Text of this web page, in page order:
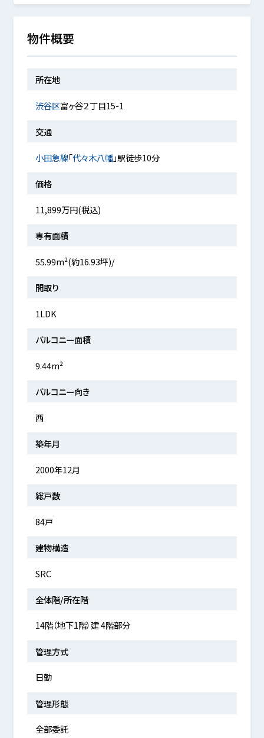
物件概要
所在地
渋谷区富ヶ谷２丁目15-1
交通
小田急線「代々木八幡」駅徒歩10分
価格
11,899万円(税込)
専有面積
55.99m²(約16.93坪)/
間取り
1LDK
バルコニー面積
9.44m²
バルコニー向き
西
築年月
2000年12月
総戸数
84戸
建物構造
SRC
全体階/所在階
14階（地下1階）建 4階部分
管理方式
日勤
管理形態
全部委託